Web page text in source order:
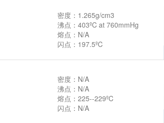
密度：1.265g/cm3
沸点：403ºC at 760mmHg
熔点：N/A
闪点：197.5ºC
密度：N/A
沸点：N/A
熔点：225--229ºC
闪点：N/A